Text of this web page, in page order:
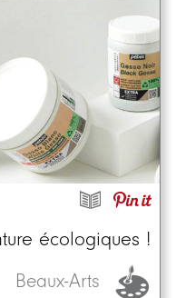
écologiques !
Beaux-Arts